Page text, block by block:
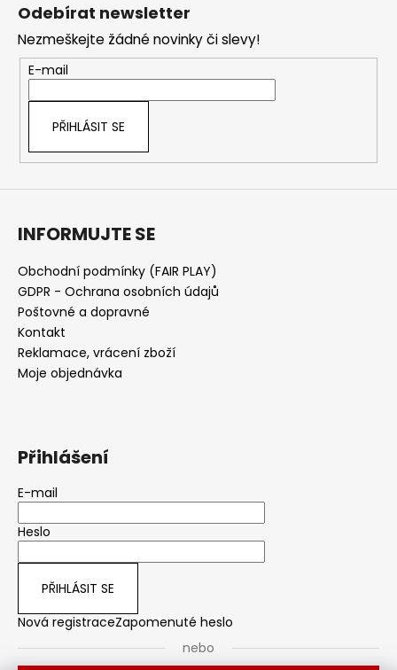
Odebírat newsletter
Nezmeškejte žádné novinky či slevy!
E-mail
PŘIHLÁSIT SE
INFORMUJTE SE
Obchodní podmínky (FAIR PLAY)
GDPR - Ochrana osobních údajů
Poštovné a dopravné
Kontakt
Reklamace, vrácení zboží
Moje objednávka
Přihlášení
E-mail
Heslo
PŘIHLÁSIT SE
Nová registraceZapomenuté heslo
nebo